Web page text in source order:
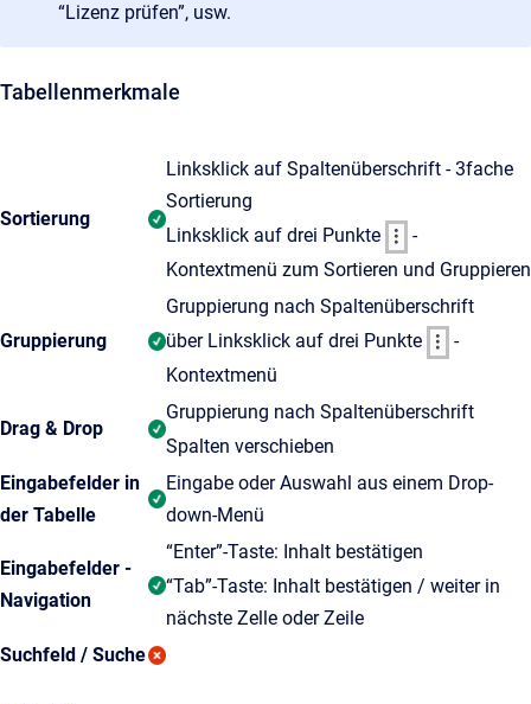
“Lizenz prüfen”, usw.
Tabellenmerkmale
Sortierung
Linksklick auf Spaltenüberschrift - 3fache
Sortierung
Linksklick auf drei Punkte
-
Kontextmenü zum Sortieren und Gruppieren
Gruppierung
Gruppierung nach Spaltenüberschrift
über Linksklick auf drei Punkte
-
Kontextmenü
Drag & Drop
Gruppierung nach Spaltenüberschrift
Spalten verschieben
Eingabefelder in
der Tabelle
Eingabe oder Auswahl aus einem Drop-
down-Menü
Eingabefelder -
Navigation
“Enter”-Taste: Inhalt bestätigen
“Tab”-Taste: Inhalt bestätigen / weiter in
nächste Zelle oder Zeile
Suchfeld / Suche